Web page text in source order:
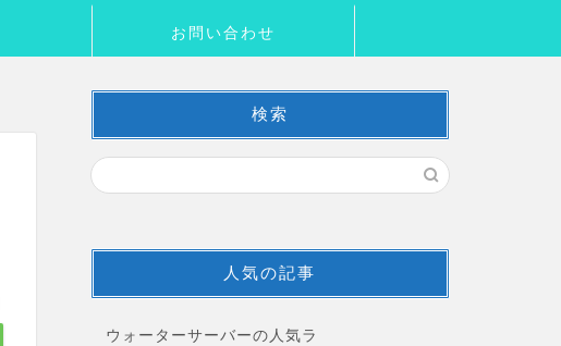
お問い合わせ
検索
人気の記事
ウォーターサーバーの人気ラ